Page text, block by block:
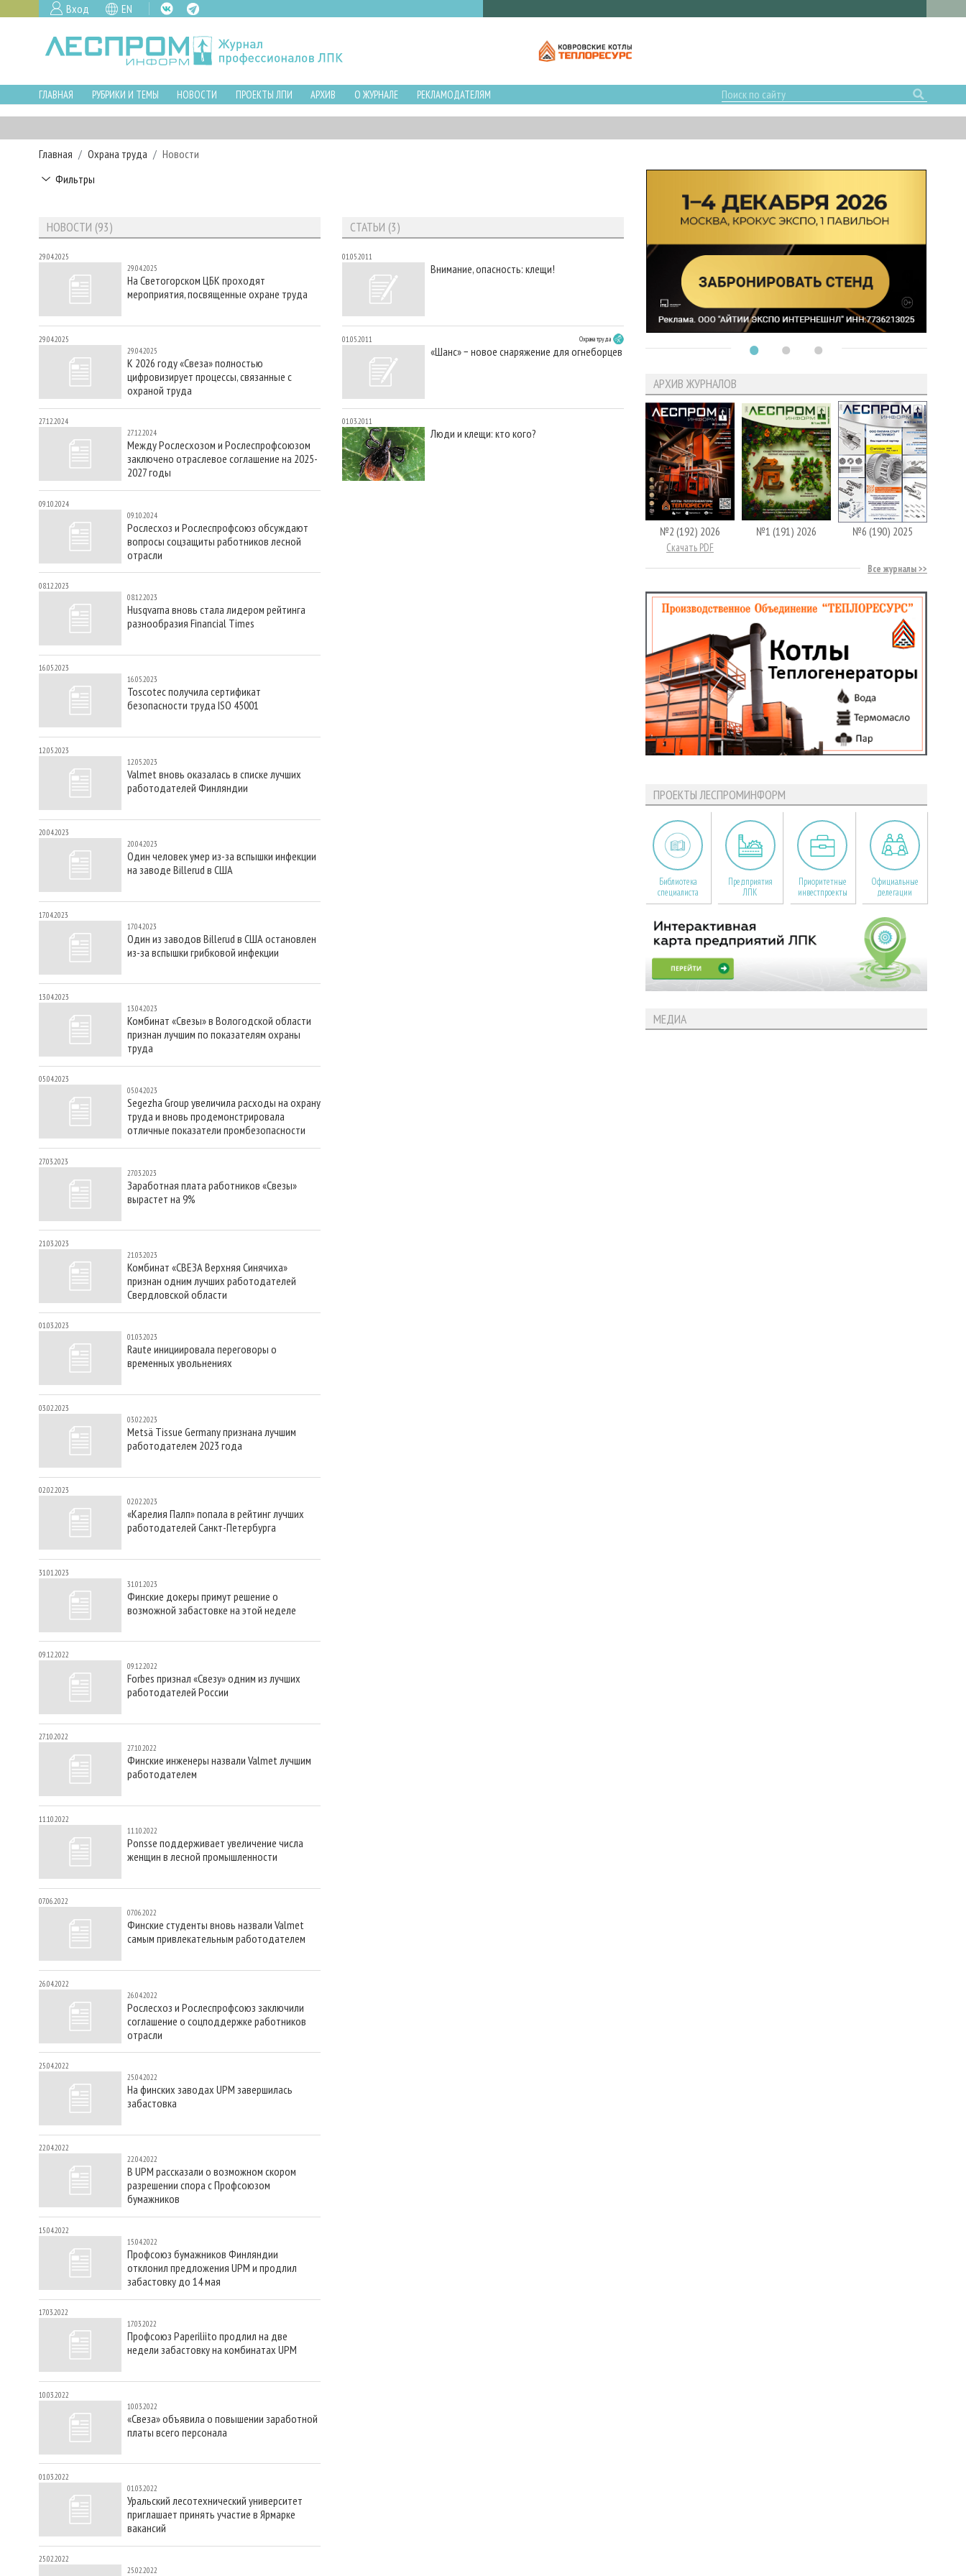
Вход EN
ГЛАВНАЯ РУБРИКИ И ТЕМЫ НОВОСТИ ПРОЕКТЫ ЛПИ АРХИВ О ЖУРНАЛЕ РЕКЛАМОДАТЕЛЯМ
Главная Охрана труда
Новости
Фильтры
НОВОСТИ (93)
29.04.2025
29.04.2025
На Светогорском ЦБК проходят
мероприятия, посвященные охране труда
29.04.2025
29.04.2025
К 2026 году «Свеза» полностью
цифровизирует процессы, связанные с
охраной труда
27.12.2024
27.12.2024
Между Рослесхозом и Рослеспрофсоюзом
заключено отраслевое соглашение на 2025-
2027 годы
09.10.2024
09.10.2024
Рослесхоз и Рослеспрофсоюз обсуждают
вопросы соцзащиты работников лесной
отрасли
08.12.2023
08.12.2023
Husqvarna вновь стала лидером рейтинга
разнообразия Financial Times
16.05.2023
16.05.2023
Toscotec получила сертификат
безопасности труда ISO 45001
12.05.2023
12.05.2023
Valmet вновь оказалась в списке лучших
работодателей Финляндии
20.04.2023
20.04.2023
Один человек умер из-за вспышки инфекции
на заводе Billerud в США
17.04.2023
17.04.2023
Один из заводов Billerud в США остановлен
из-за вспышки грибковой инфекции
13.04.2023
13.04.2023
Комбинат «Свезы» в Вологодской области
признан лучшим по показателям охраны
труда
05.04.2023
05.04.2023
Segezha Group увеличила расходы на охрану
труда и вновь продемонстрировала
отличные показатели промбезопасности
27.03.2023
27.03.2023
Заработная плата работников «Свезы»
вырастет на 9%
21.03.2023
21.03.2023
Комбинат «СВЕЗА Верхняя Синячиха»
признан одним лучших работодателей
Свердловской области
01.03.2023
01.03.2023
Raute инициировала переговоры о
временных увольнениях
03.02.2023
03.02.2023
Metsä Tissue Germany признана лучшим
работодателем 2023 года
02.02.2023
02.02.2023
«Карелия Палп» попала в рейтинг лучших
работодателей Санкт-Петербурга
31.01.2023
31.01.2023
Финские докеры примут решение о
возможной забастовке на этой неделе
09.12.2022
09.12.2022
Forbes признал «Свезу» одним из лучших
работодателей России
27.10.2022
27.10.2022
Финские инженеры назвали Valmet лучшим
работодателем
11.10.2022
11.10.2022
Ponsse поддерживает увеличение числа
женщин в лесной промышленности
07.06.2022
07.06.2022
Финские студенты вновь назвали Valmet
самым привлекательным работодателем
26.04.2022
26.04.2022
Рослесхоз и Рослеспрофсоюз заключили
соглашение о соцподдержке работников
отрасли
25.04.2022
25.04.2022
На финских заводах UPM завершилась
забастовка
22.04.2022
22.04.2022
В UPM рассказали о возможном скором
разрешении спора с Профсоюзом
бумажников
15.04.2022
15.04.2022
Профсоюз бумажников Финляндии
отклонил предложения UPM и продлил
забастовку до 14 мая
17.03.2022
17.03.2022
Профсоюз Paperiliito продлил на две
недели забастовку на комбинатах UPM
10.03.2022
10.03.2022
«Свеза» объявила о повышении заработной
платы всего персонала
01.03.2022
01.03.2022
Уральский лесотехнический университет
приглашает принять участие в Ярмарке
вакансий
25.02.2022
25.02.2022
СТАТЬИ (3)
01.05.2011
Внимание, опасность: клещи!
01.05.2011 Охрана труда
«Шанс» − новое снаряжение для огнеборцев
01.03.2011
Люди и клещи: кто кого?
АРХИВ ЖУРНАЛОВ
№2 (192) 2026
Скачать PDF
№1 (191) 2026 №6 (190) 2025
Все журналы
ПРОЕКТЫ ЛЕСПРОМИНФОРМ
Библиотека
специалиста
Предприятия
ЛПК
Приоритетные
инвестпроекты
Официальные
делегации
МЕДИА